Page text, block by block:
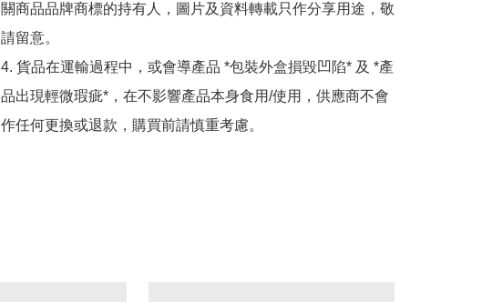
關商品品牌商標的持有人，圖片及資料轉載只作分享用途，敬
請留意。
4. 貨品在運輸過程中，或會導產品 *包裝外盒損毀凹陷* 及 *產
品出現輕微瑕疵*，在不影響產品本身食用/使用，供應商不會
作任何更換或退款，購買前請慎重考慮。